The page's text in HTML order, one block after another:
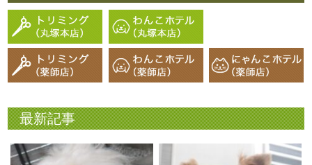
最新記事